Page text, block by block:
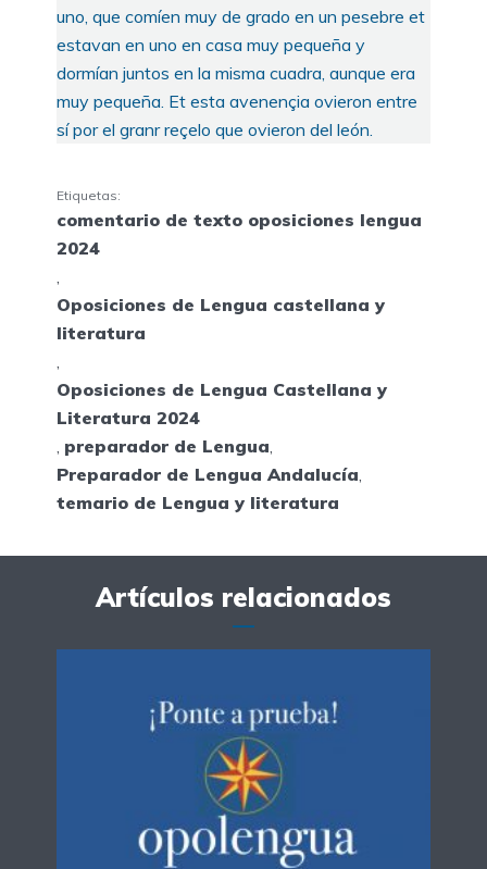
uno, que comíen muy de grado en un pesebre et
estavan en uno en casa muy pequeña y
dormían juntos en la misma cuadra, aunque era
muy pequeña. Et esta avenençia ovieron entre
sí por el granr reçelo que ovieron del león.
Etiquetas:
comentario de texto oposiciones lengua
2024
,
Oposiciones de Lengua castellana y
literatura
,
Oposiciones de Lengua Castellana y
Literatura 2024
, preparador de Lengua,
Preparador de Lengua Andalucía,
temario de Lengua y literatura
Artículos relacionados